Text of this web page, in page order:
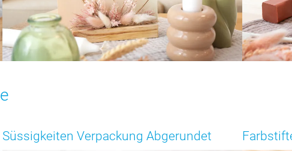
Süssigkeiten Verpackung Abgerundet